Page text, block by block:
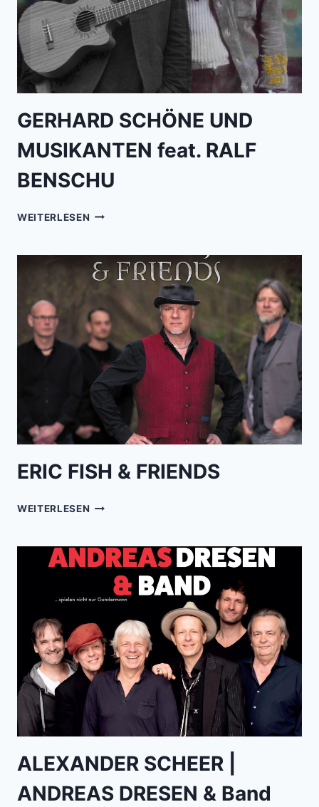
GERHARD SCHÖNE UND
MUSIKANTEN feat. RALF
BENSCHU
WEITERLESEN GERHARD
MUSIKANTEN
FEAT.
ERIC FISH & FRIENDS
WEITERLESEN ERIC
FRIENDS
ALEXANDER SCHEER |
ANDREAS DRESEN & Band